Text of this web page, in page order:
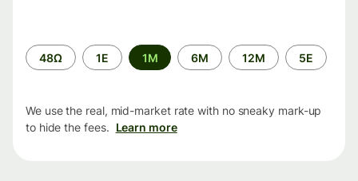
Time
period
48Ω 1Ε 1M 6M 12M 5Ε
We use the real, mid-market rate with no sneaky mark-up
to hide the fees. Learn more